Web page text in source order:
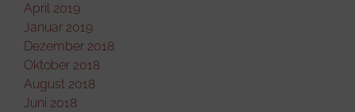
April 2019
Januar 2019
Dezember 2018
Oktober 2018
August 2018
Juni 2018